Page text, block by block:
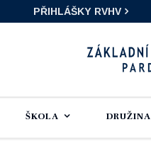
PŘIHLÁŠKY RVHV
ŠKOLA DRUŽINA